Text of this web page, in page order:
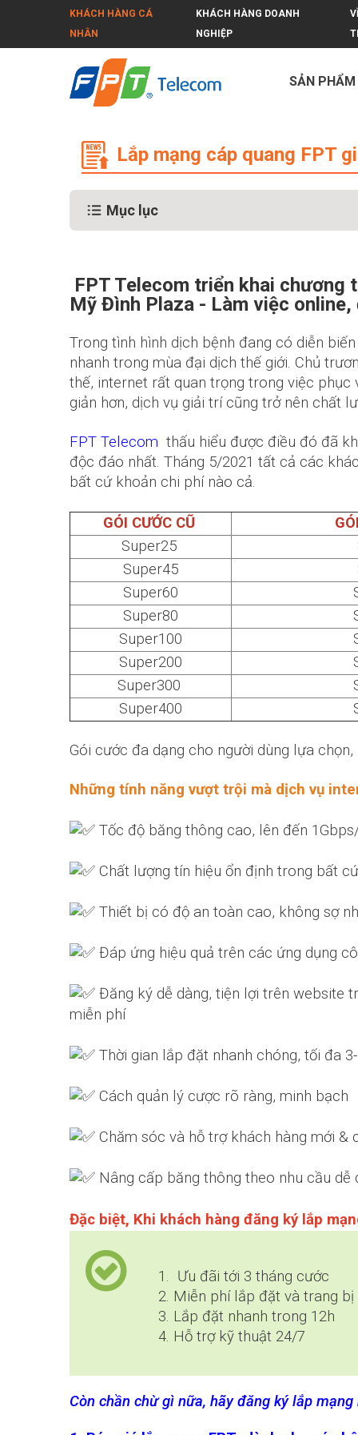
KHÁCH HÀNG CÁ
NHÂN
KHÁCH HÀNG DOANH
NGHIỆP
SẢN PHẨM
Lắp mạng cáp quang FPT
Mục lục
FPT Telecom triển khai chương
Mỹ Đình Plaza - Làm việc
Trong tình hình dịch bệnh đang có diễn
nhanh trong mùa đại dịch thế giới. Chủ
thế, internet rất quan trọng trong việc
giản hơn, dịch vụ giải trí cũng trở nên chất
FPT Telecom thấu hiểu được điều đó đã
độc đáo nhất. Tháng 5/2021 tất cả các
bất cứ khoản chi phí nào cả.
GÓI CƯỚC CŨ
Super25
Super45
Super60
Super80
Super100
Super200
Super300
Super400
Gói cước đa dạng cho người dùng lựa
Những tính năng vượt trội mà dịch vụ
Tốc độ băng thông cao, lên đến
Chất lượng tín hiệu ổn định trong bất
Thiết bị có độ an toàn cao, không sợ
Đáp ứng hiệu quả trên các ứng dụng
Đăng ký dễ dàng, tiện lợi trên website
miễn phí
Thời gian lắp đặt nhanh chóng, tối đa
Cách quản lý cược rõ ràng, minh bạch
Chăm sóc và hỗ trợ khách hàng mới &
Nâng cấp băng thông theo nhu cầu
Đặc biệt, Khi khách hàng đăng ký lắp
Ưu đãi tới 3 tháng cước
Miễn phí lắp đặt và trang
Lắp đặt nhanh trong 12h
Hỗ trợ kỹ thuật 24/7
Còn chần chừ gì nữa, hãy đăng ký lắp